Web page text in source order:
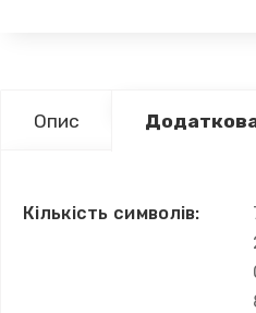
Опис
Кількість символів: